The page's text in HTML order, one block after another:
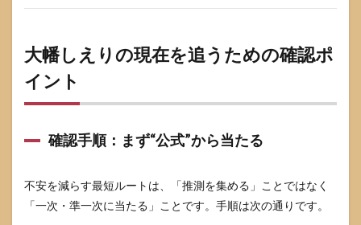
大幡しえりの現在を追うための確認ポ
イント
確認手順：まず“公式”から当たる
不安を減らす最短ルートは、「推測を集める」ことではなく
「一次・準一次に当たる」ことです。手順は次の通りです。